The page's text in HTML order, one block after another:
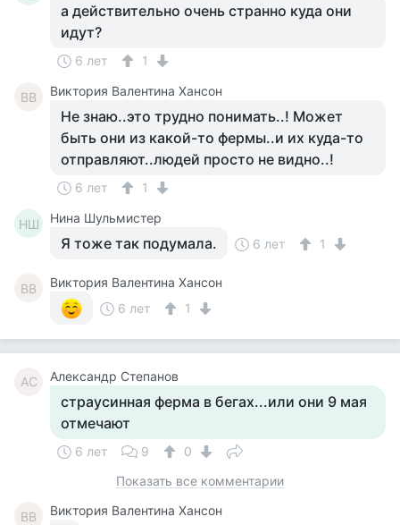
а действительно очень странно куда они
идут?
6 лет 1
ВВ Виктория Валентина Хансон
Не знаю..это трудно понимать..! Может
быть они из какой-то фермы..и их куда-то
отправляют..людей просто не видно..!
6 лет 1
НШ Нина Шульмистер
Я тоже так подумала. 6 лет 1
ВВ
Виктория Валентина Хансон
6 лет
1
АС Александр Степанов
страусинная ферма в бегах...или они 9 мая
отмечают
6 лет 9
0
Показать все комментарии
ВВ Виктория Валентина Хансон